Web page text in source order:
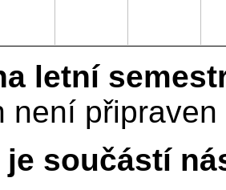
letní
není připraven
je součástí